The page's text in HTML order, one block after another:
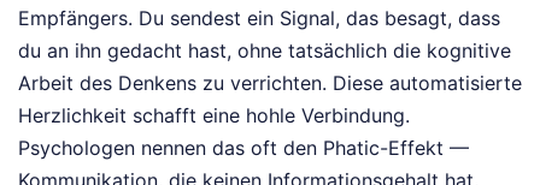
Empfängers. Du sendest ein Signal, das besagt, dass
du an ihn gedacht hast, ohne tatsächlich die kognitive
Arbeit des Denkens zu verrichten. Diese automatisierte
Herzlichkeit schafft eine hohle Verbindung.
Psychologen nennen das oft den Phatic-Effekt —